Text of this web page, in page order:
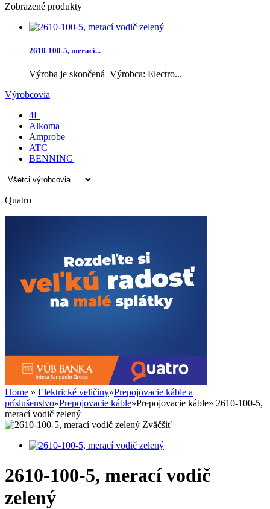
Zobrazené produkty
2610-100-5, merací...
Výroba je skončená Výrobca: Electro...
Výrobcovia
4L
Alkoma
Amprobe
ATC
BENNING
Quatro
Home » Elektrické veličiny»Prepojovacie káble a
príslušenstvo»Prepojovacie káble»Prepojovacie káble» 2610-100-5,
merací vodič zelený
Zväčšiť
2610-100-5, merací vodič
zelený